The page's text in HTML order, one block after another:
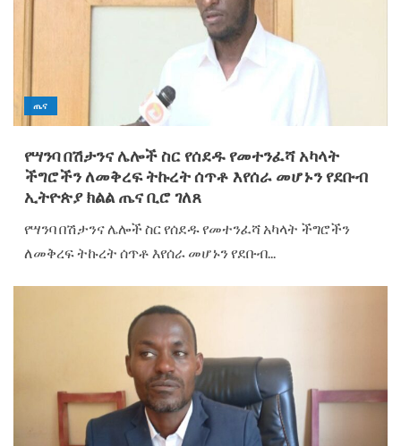
ጤና
የሣንባ በሽታንና ሌሎች ስር የሰደዱ የመተንፈሻ አካላት
ችግሮችን ለመቅረፍ ትኩረት ሰጥቶ እየሰራ መሆኑን የደቡብ
ኢትዮጵያ ክልል ጤና ቢሮ ገለጸ
የሣንባ በሽታንና ሌሎች ስር የሰደዱ የመተንፈሻ አካላት ችግሮችን
ለመቅረፍ ትኩረት ሰጥቶ እየሰራ መሆኑን የደቡብ...